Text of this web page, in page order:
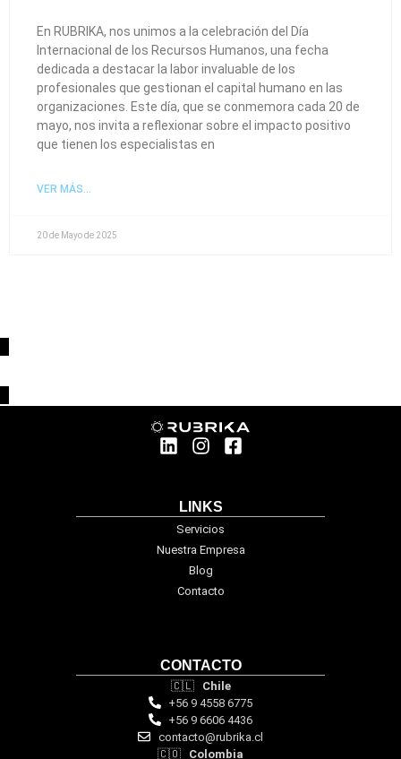
En RUBRIKA, nos unimos a la celebración del Día
Internacional de los Recursos Humanos, una fecha
dedicada a destacar la labor invaluable de los
profesionales que gestionan el capital humano en las
organizaciones. Este día, que se conmemora cada 20 de
mayo, nos invita a reflexionar sobre el impacto positivo
que tienen los especialistas en
VER MÁS...
20 de Mayo de 2025
LINKS
Servicios
Nuestra Empresa
Blog
Contacto
CONTACTO
🇨🇱 Chile
+56 9 4558 6775
+56 9 6606 4436
contacto@rubrika.cl
🇨🇴 Colombia